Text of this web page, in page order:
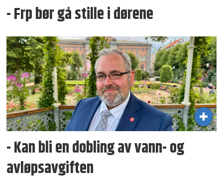
- Frp bør gå stille i dørene
- Kan bli en dobling av vann- og
avløpsavgiften